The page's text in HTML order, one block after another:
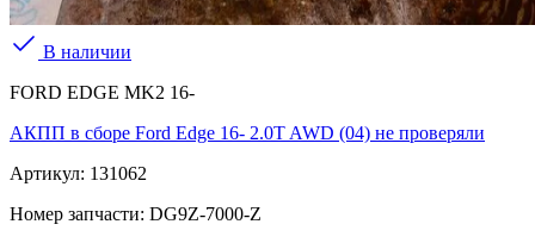
В наличии
FORD EDGE MK2 16-
АКПП в сборе Ford Edge 16- 2.0T AWD (04) не проверяли
Артикул: 131062
Номер запчасти: DG9Z-7000-Z